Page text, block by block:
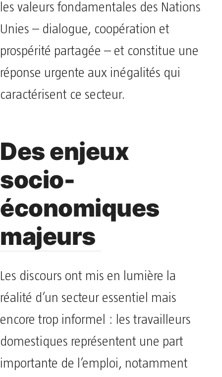
les valeurs fondamentales des Nations
Unies – dialogue, coopération et
prospérité partagée – et constitue une
réponse urgente aux inégalités qui
caractérisent ce secteur.
Des enjeux
socio-
économiques
majeurs
Les discours ont mis en lumière la
réalité d’un secteur essentiel mais
encore trop informel : les travailleurs
domestiques représentent une part
importante de l’emploi, notamment